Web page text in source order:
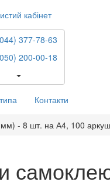
кабінет
377-78-63
200-00-18
Контакти
- 8 шт. на А4, 100